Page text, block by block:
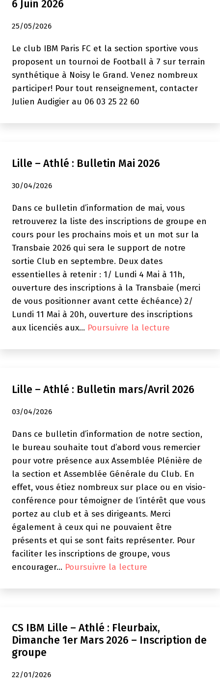
6 Juin 2026
25/05/2026
Le club IBM Paris FC et la section sportive vous
proposent un tournoi de Football à 7 sur terrain
synthétique à Noisy le Grand. Venez nombreux
participer! Pour tout renseignement, contacter
Julien Audigier au 06 03 25 22 60
Lille – Athlé : Bulletin Mai 2026
30/04/2026
Dans ce bulletin d’information de mai, vous
retrouverez la liste des inscriptions de groupe en
cours pour les prochains mois et un mot sur la
Transbaie 2026 qui sera le support de notre
sortie Club en septembre. Deux dates
essentielles à retenir : 1/ Lundi 4 Mai à 11h,
ouverture des inscriptions à la Transbaie (merci
de vous positionner avant cette échéance) 2/
Lundi 11 Mai à 20h, ouverture des inscriptions
aux licenciés aux… Poursuivre la lecture
Mai
Lille – Athlé : Bulletin mars/Avril 2026
03/04/2026
Dans ce bulletin d’information de notre section,
le bureau souhaite tout d’abord vous remercier
pour votre présence aux Assemblée Plénière de
la section et Assemblée Générale du Club. En
effet, vous étiez nombreux sur place ou en visio-
conférence pour témoigner de l’intérêt que vous
portez au club et à ses dirigeants. Merci
également à ceux qui ne pouvaient être
présents et qui se sont faits représenter. Pour
faciliter les inscriptions de groupe, vous
encourager… Poursuivre la lecture
mars/Avril
2026
CS IBM Lille – Athlé : Fleurbaix,
Dimanche 1er Mars 2026 – Inscription de
groupe
22/01/2026